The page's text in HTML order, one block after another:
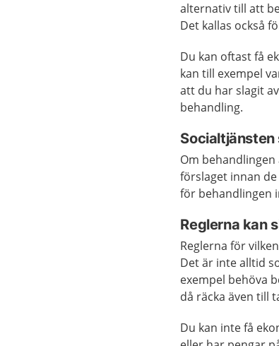
alternativ till att
Det kallas också
Du kan oftast få
kan till exempel
att du har slagit
behandling.
Om
förslaget innan
för behandlingen
Reglerna kan
Reglerna för
Det är inte alltid
exempel behöva
då räcka även till
Du kan inte få